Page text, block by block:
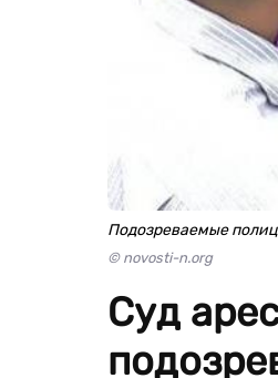
Подозреваемые
© novosti-n.org
Суд